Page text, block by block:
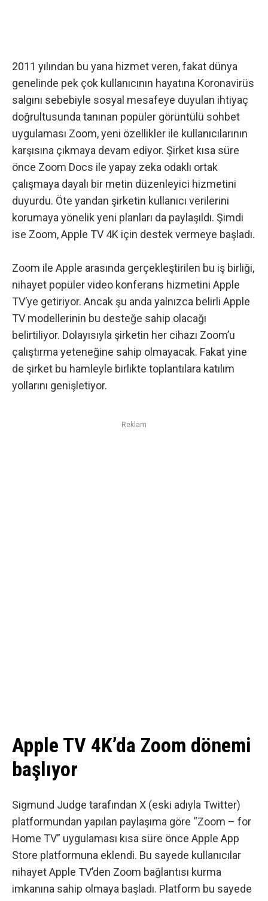
2011 yılından bu yana hizmet veren, fakat dünya
genelinde pek çok kullanıcının hayatına Koronavirüs
salgını sebebiyle sosyal mesafeye duyulan ihtiyaç
doğrultusunda tanınan popüler görüntülü sohbet
uygulaması Zoom, yeni özellikler ile kullanıcılarının
karşısına çıkmaya devam ediyor. Şirket kısa süre
önce Zoom Docs ile yapay zeka odaklı ortak
çalışmaya dayalı bir metin düzenleyici hizmetini
duyurdu. Öte yandan şirketin kullanıcı verilerini
korumaya yönelik yeni planları da paylaşıldı. Şimdi
ise Zoom, Apple TV 4K için destek vermeye başladı.
Zoom ile Apple arasında gerçekleştirilen bu iş birliği,
nihayet popüler video konferans hizmetini Apple
TV’ye getiriyor. Ancak şu anda yalnızca belirli Apple
TV modellerinin bu desteğe sahip olacağı
belirtiliyor. Dolayısıyla şirketin her cihazı Zoom’u
çalıştırma yeteneğine sahip olmayacak. Fakat yine
de şirket bu hamleyle birlikte toplantılara katılım
yollarını genişletiyor.
Reklam
Apple TV 4K’da Zoom dönemi
başlıyor
Sigmund Judge tarafından X (eski adıyla Twitter)
platformundan yapılan paylaşıma göre “Zoom – for
Home TV” uygulaması kısa süre önce Apple App
Store platformuna eklendi. Bu sayede kullanıcılar
nihayet Apple TV’den Zoom bağlantısı kurma
imkanına sahip olmaya başladı. Platform bu sayede